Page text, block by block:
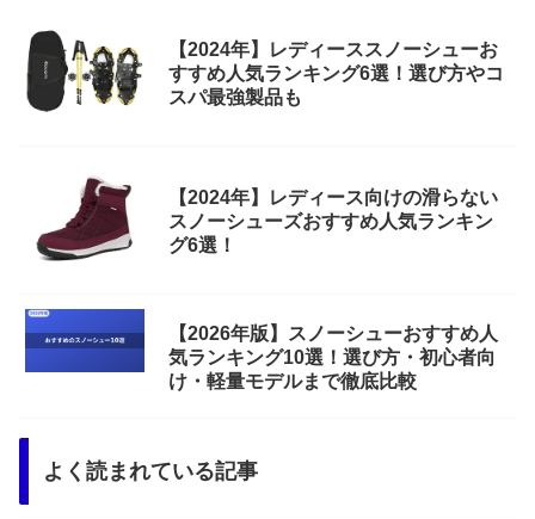
【2024年】レディーススノーシューお
すすめ人気ランキング6選！選び方やコ
スパ最強製品も
【2024年】レディース向けの滑らない
スノーシューズおすすめ人気ランキン
グ6選！
【2026年版】スノーシューおすすめ人
気ランキング10選！選び方・初心者向
け・軽量モデルまで徹底比較
よく読まれている記事